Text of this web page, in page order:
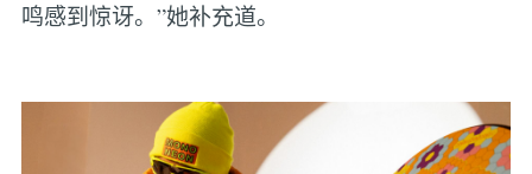
鸣感到惊讶。”她补充道。